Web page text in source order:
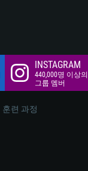
INSTAGRAM
440,000명 이상의
그룹 멤버
훈련 과정